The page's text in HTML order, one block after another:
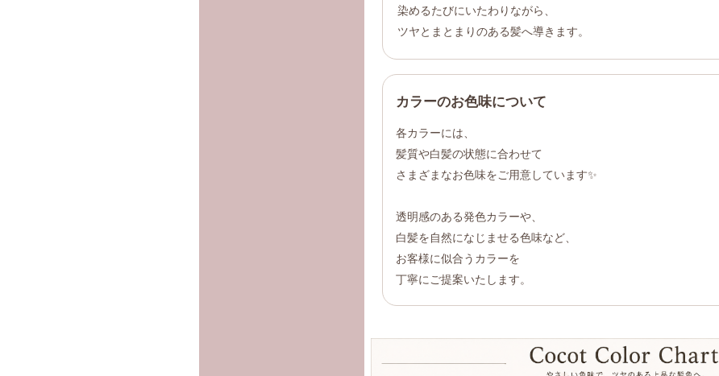
染めるたびにいたわりながら、
ツヤとまとまりのある髪へ導きます。
カラーのお色味について
各カラーには、
髪質や白髪の状態に合わせて
さまざまなお色味をご用意しています✨
透明感のある発色カラーや、
白髪を自然になじませる色味など、
お客様に似合うカラーを
丁寧にご提案いたします。